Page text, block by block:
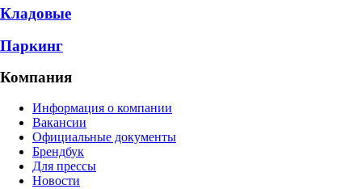
Кладовые
Паркинг
Компания
Информация о компании
Вакансии
Официальные документы
Брендбук
Для прессы
Новости